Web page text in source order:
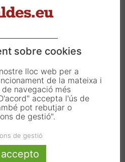
Barcelona
390 812
de:
sobre cookies
lloc web per a
de la mateixa i
navegació més
accepta l'ús de
pot rebutjar o
de gestió".
de gestió